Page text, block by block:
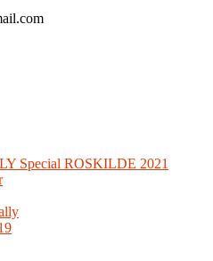
Special ROSKILDE 2021